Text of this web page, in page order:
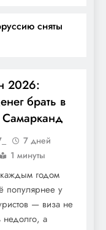
сняты
начинаний
2026:
брать в
Самарканд
7 дней
1 минуты
каждым годом
популярнее у
— виза не
недолго, а